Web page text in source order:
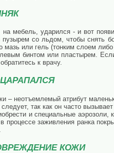
на мебель, ударился - и вот
со льдом, чтобы снять
мазь или гель (тонким слоем
бинтом или пластырем.
к врачу.
– неотъемлемый атрибут
так как он часто
и специальные
процессе заживления ранка
КОЖИ